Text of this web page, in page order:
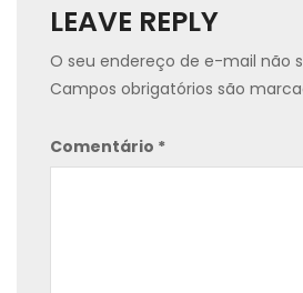
LEAVE REPLY
O seu endereço de e-mail não
Campos obrigatórios são
Comentário *